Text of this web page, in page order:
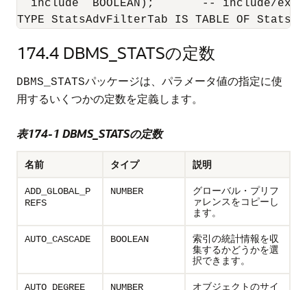
include  BOOLEAN);       -- include/
TYPE StatsAdvFilterTab IS TABLE OF
174.4 DBMS_STATSの定数
DBMS_STATSパッケージは、パラメータ値の指定に使
用するいくつかの定数を定義します。
表174-1 DBMS_STATSの定数
名前 タイプ 説明
ADD_GLOBAL_P
REFS
NUMBER
グローバル・プリフ
ァレンスをコピーし
ます。
AUTO_CASCADE BOOLEAN
索引の統計情報を収
集するかどうかを選
択できます。
AUTO_DEGREE NUMBER
オブジェクトのサイ